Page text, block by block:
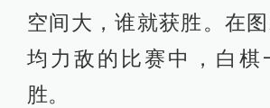
空间大，谁就获胜。在
均力敌的比赛中，白棋
胜。